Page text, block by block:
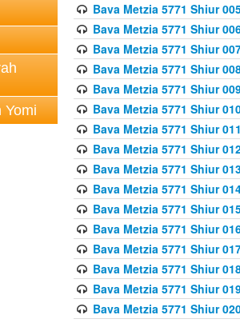
Yomi
Bava Metzia 5771 Shiur
Bava Metzia 5771 Shiur
Bava Metzia 5771 Shiur
Bava Metzia 5771 Shiur
Bava Metzia 5771 Shiur
Bava Metzia 5771 Shiur
Bava Metzia 5771 Shiur
Bava Metzia 5771 Shiur
Bava Metzia 5771 Shiur
Bava Metzia 5771 Shiur
Bava Metzia 5771 Shiur
Bava Metzia 5771 Shiur
Bava Metzia 5771 Shiur
Bava Metzia 5771 Shiur
Bava Metzia 5771 Shiur
Bava Metzia 5771 Shiur